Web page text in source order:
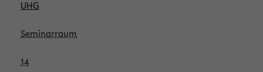
UHG
Seminarraum
14